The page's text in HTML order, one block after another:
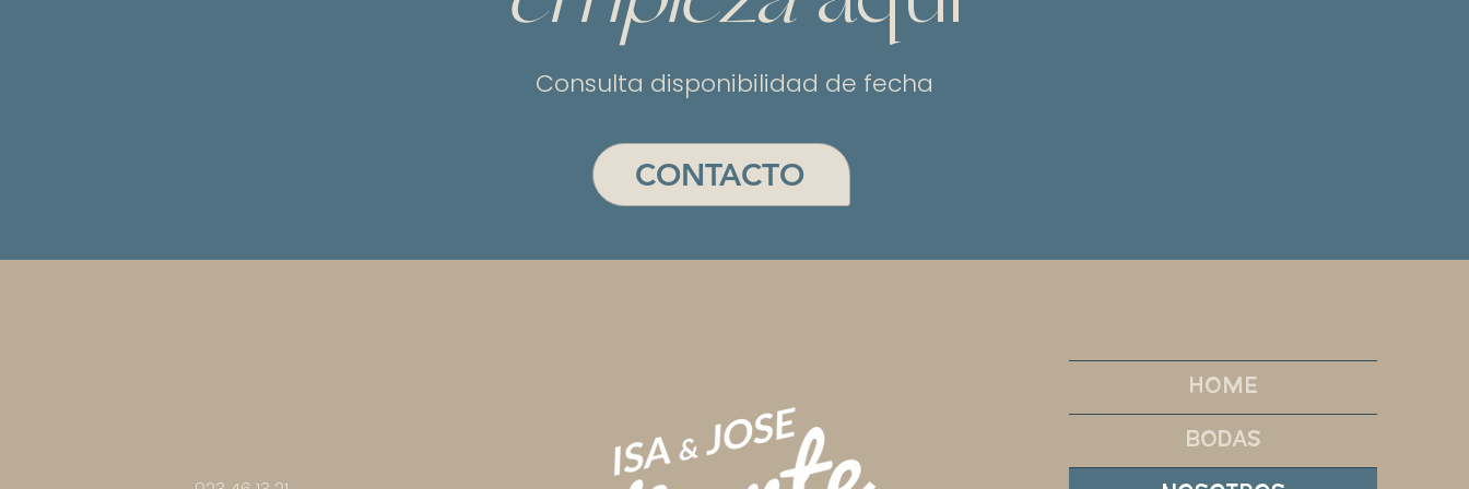
Consulta disponibilidad de fecha
CONTACTO
HOME
BODAS